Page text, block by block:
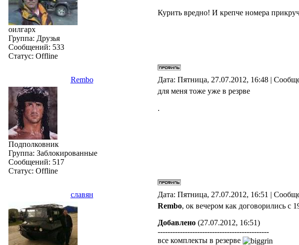
оилгарх
Группа: Друзья
Сообщений: 533
Статус: Offline
Курить вредно! И крепче номера
Rembo Дата: Пятница, 27.07.2012, 16:48 |
Подполковник
Группа: Заблокированные
Сообщений: 517
Статус: Offline
для меня тоже уже в резрве
.
славян Дата: Пятница, 27.07.2012, 16:51 |
Rembo, ок вечером как договорились с
Добавлено (27.07.2012, 16:51)
---------------------------------------------
все комплекты в резерве